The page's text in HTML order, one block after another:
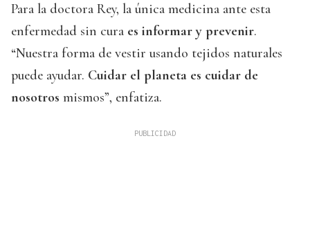
Para la doctora Rey, la única medicina ante esta
enfermedad sin cura es informar y prevenir.
“Nuestra forma de vestir usando tejidos naturales
puede ayudar. Cuidar el planeta es cuidar de
nosotros mismos”, enfatiza.